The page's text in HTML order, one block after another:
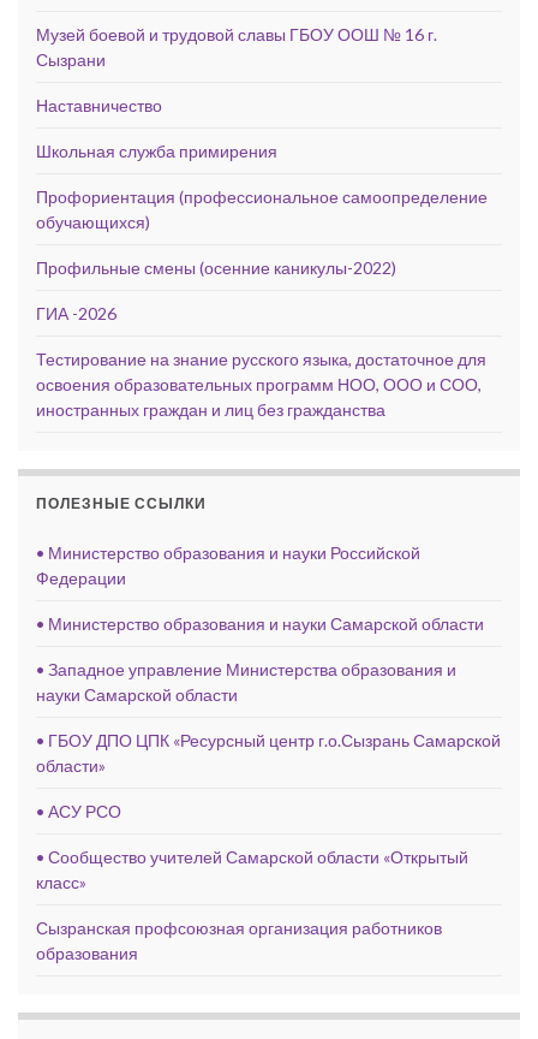
Музей боевой и трудовой славы ГБОУ ООШ № 16 г.
Сызрани
Наставничество
Школьная служба примирения
Профориентация (профессиональное самоопределение
обучающихся)
Профильные смены (осенние каникулы-2022)
ГИА -2026
Тестирование на знание русского языка, достаточное для
освоения образовательных программ НОО, ООО и СОО,
иностранных граждан и лиц без гражданства
ПОЛЕЗНЫЕ ССЫЛКИ
• Министерство образования и науки Российской
Федерации
• Министерство образования и науки Самарской области
• Западное управление Министерства образования и
науки Самарской области
• ГБОУ ДПО ЦПК «Ресурсный центр г.о.Сызрань Самарской
области»
• АСУ РСО
• Сообщество учителей Самарской области «Открытый
класс»
Сызранская профсоюзная организация работников
образования